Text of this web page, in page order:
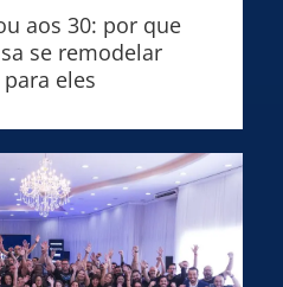
aos 30: por que
se remodelar
eles